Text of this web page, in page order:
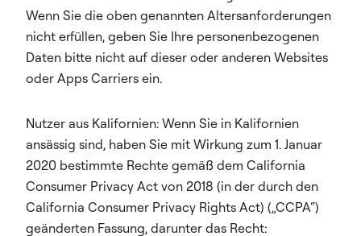
Wenn Sie die oben genannten Altersanforderungen
nicht erfüllen, geben Sie Ihre personenbezogenen
Daten bitte nicht auf dieser oder anderen Websites
oder Apps Carriers ein.
Nutzer aus Kalifornien: Wenn Sie in Kalifornien
ansässig sind, haben Sie mit Wirkung zum 1. Januar
2020 bestimmte Rechte gemäß dem California
Consumer Privacy Act von 2018 (in der durch den
California Consumer Privacy Rights Act) („CCPA“)
geänderten Fassung, darunter das Recht: